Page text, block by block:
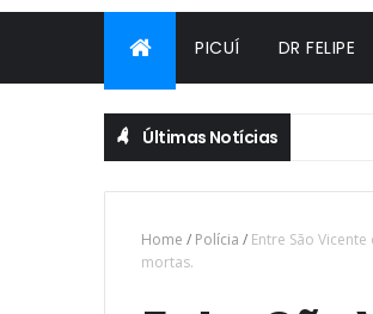
PICUÍ DR FELIPE
Últimas Notícias
Home / Polícia / Entre São
mortas.